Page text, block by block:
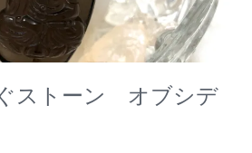
ストーン オブシデ